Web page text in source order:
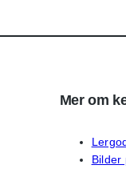
Mer om
Bilder